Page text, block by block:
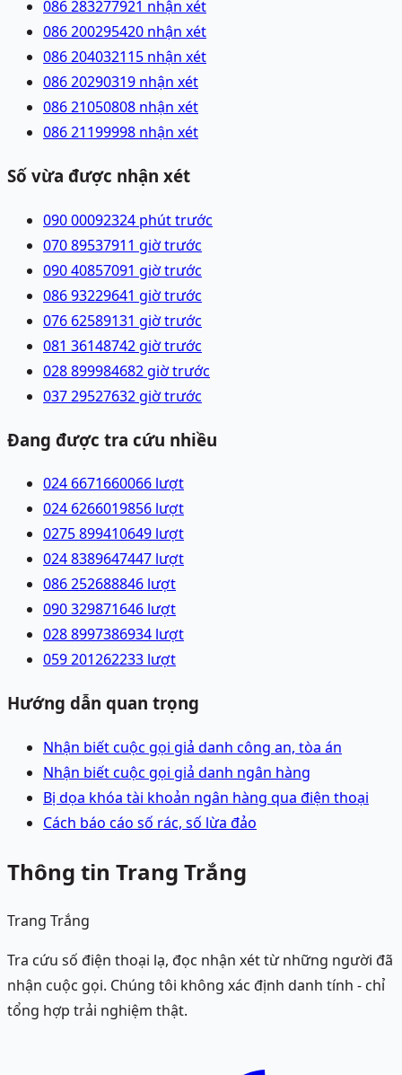
086 283277921 nhận xét
086 200295420 nhận xét
086 204032115 nhận xét
086 20290319 nhận xét
086 21050808 nhận xét
086 21199998 nhận xét
Số vừa được nhận xét
090 00092324 phút trước
070 89537911 giờ trước
090 40857091 giờ trước
086 93229641 giờ trước
076 62589131 giờ trước
081 36148742 giờ trước
028 899984682 giờ trước
037 29527632 giờ trước
Đang được tra cứu nhiều
024 6671660066 lượt
024 6266019856 lượt
0275 899410649 lượt
024 8389647447 lượt
086 252688846 lượt
090 329871646 lượt
028 8997386934 lượt
059 201262233 lượt
Hướng dẫn quan trọng
Nhận biết cuộc gọi giả danh công an, tòa án
Nhận biết cuộc gọi giả danh ngân hàng
Bị dọa khóa tài khoản ngân hàng qua điện thoại
Cách báo cáo số rác, số lừa đảo
Thông tin Trang Trắng
Trang Trắng
Tra cứu số điện thoại lạ, đọc nhận xét từ những người đã
nhận cuộc gọi. Chúng tôi không xác định danh tính - chỉ
tổng hợp trải nghiệm thật.